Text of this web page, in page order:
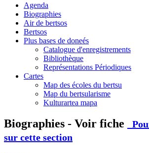
Agenda
Biographies
Air de bertsos
Bertsos
Plus bases de doneés
Catalogue d'enregistrements
Bibliothèque
Représentations Périodiques
Cartes
Map des écoles du bertsu
Map du bertsularisme
Kulturartea mapa
Biographies - Voir fiche
sur cette section